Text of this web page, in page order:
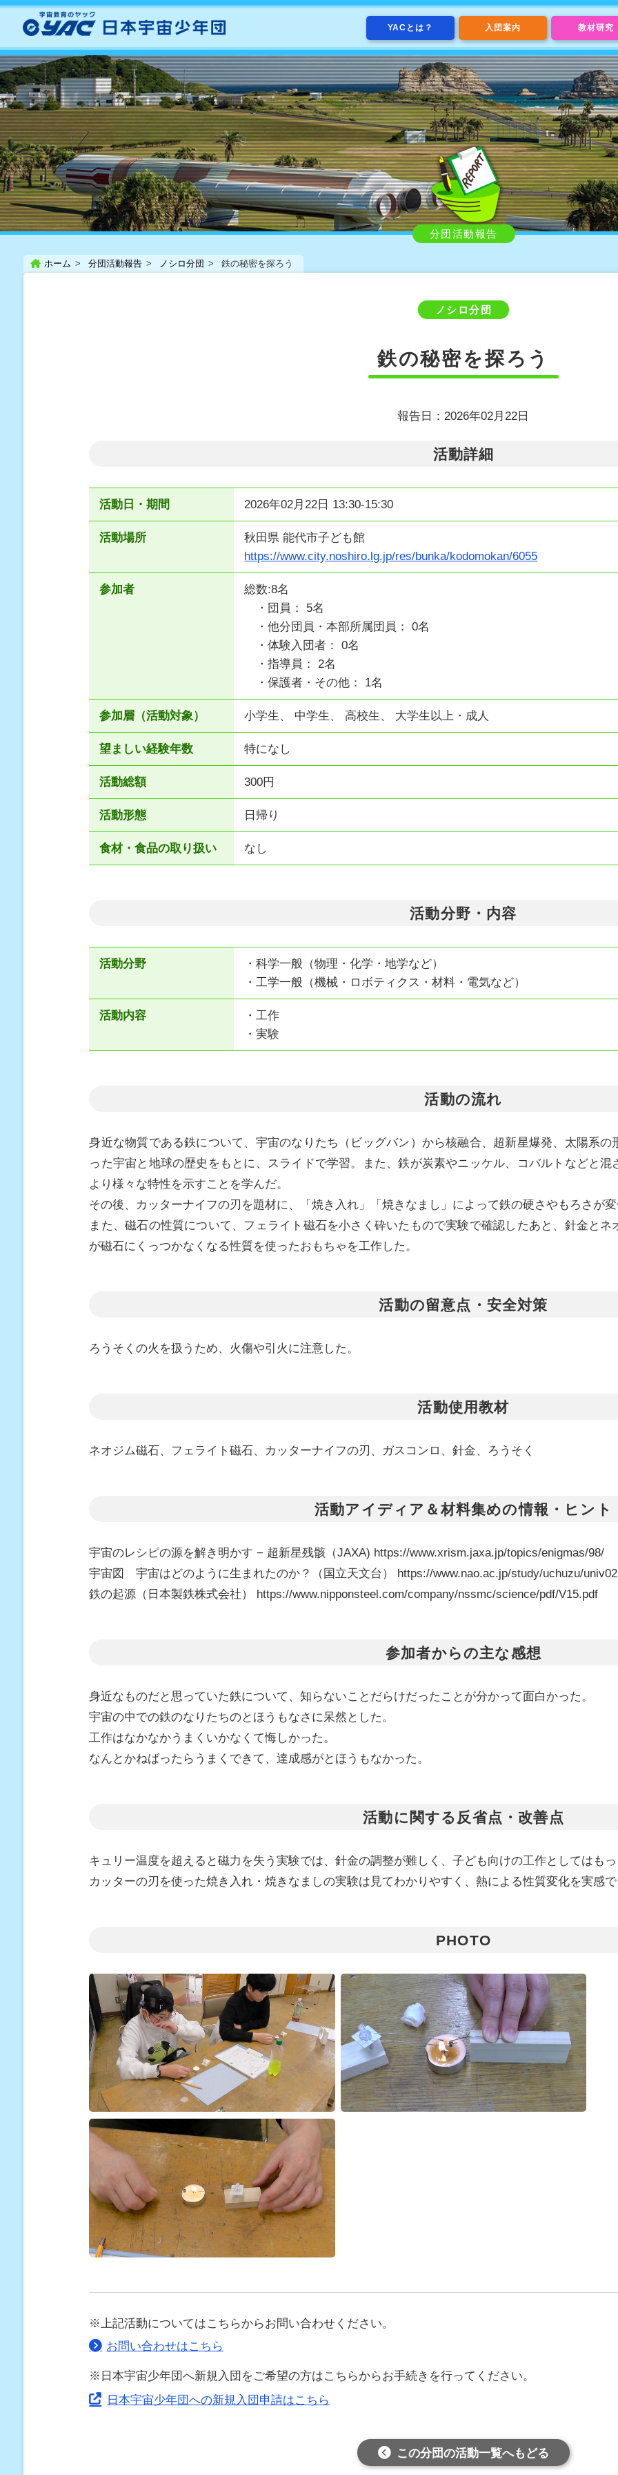
YACとは？ 入団案内 教材研究
分団活動報告
ホーム 分団活動報告 ノシロ分団 鉄の秘密を探ろう
ノシロ分団
鉄の秘密を探ろう
報告日：2026年02月22日
活動詳細
活動日・期間 2026年02月22日 13:30-15:30
活動場所
秋田県 能代市子ども館
https://www.city.noshiro.lg.jp/res/bunka/kodomokan/6055
参加者
総数:8名
・団員： 5名
・他分団員・本部所属団員： 0名
・体験入団者： 0名
・指導員： 2名
・保護者・その他： 1名
参加層（活動対象） 小学生、 中学生、 高校生、 大学生以上・成人
望ましい経験年数 特になし
活動総額 300円
活動形態 日帰り
食材・食品の取り扱い なし
活動分野・内容
活動分野
・科学一般（物理・化学・地学など）
・工学一般（機械・ロボティクス・材料・電気など）
活動内容
・工作
・実験
活動の流れ
身近な物質である鉄について、宇宙のなりたち（ビッグバン）から核融合、超新星爆発、太陽系
った宇宙と地球の歴史をもとに、スライドで学習。また、鉄が炭素やニッケル、コバルトなどと
より様々な特性を示すことを学んだ。
その後、カッターナイフの刃を題材に、「焼き入れ」「焼きなまし」によって鉄の硬さやもろさが
また、磁石の性質について、フェライト磁石を小さく砕いたもので実験で確認したあと、針金と
が磁石にくっつかなくなる性質を使ったおもちゃを工作した。
活動の留意点・安全対策
ろうそくの火を扱うため、火傷や引火に注意した。
活動使用教材
ネオジム磁石、フェライト磁石、カッターナイフの刃、ガスコンロ、針金、ろうそく
活動アイディア＆材料集めの情報・ヒント
宇宙のレシピの源を解き明かす − 超新星残骸（JAXA) https://www.xrism.jaxa.jp/topics/enigmas/98/
宇宙図 宇宙はどのように生まれたのか？（国立天文台） https://www.nao.ac.jp/study/uchuzu/
鉄の起源（日本製鉄株式会社） https://www.nipponsteel.com/company/nssmc/science/pdf/V15.pdf
参加者からの主な感想
身近なものだと思っていた鉄について、知らないことだらけだったことが分かって面白かった。
宇宙の中での鉄のなりたちのとほうもなさに呆然とした。
工作はなかなかうまくいかなくて悔しかった。
なんとかねばったらうまくできて、達成感がとほうもなかった。
活動に関する反省点・改善点
キュリー温度を超えると磁力を失う実験では、針金の調整が難しく、子ども向けの工作としてはも
カッターの刃を使った焼き入れ・焼きなましの実験は見てわかりやすく、熱による性質変化を実感
PHOTO
※上記活動についてはこちらからお問い合わせください。
お問い合わせはこちら
※日本宇宙少年団へ新規入団をご希望の方はこちらからお手続きを行ってください。
日本宇宙少年団への新規入団申請はこちら
この分団の活動一覧へもどる